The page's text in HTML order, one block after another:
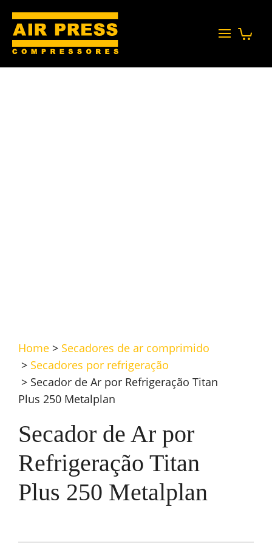
Home > Secadores de ar comprimido
> Secadores por refrigeração
> Secador de Ar por Refrigeração Titan
Plus 250 Metalplan
Secador de Ar por
Refrigeração Titan
Plus 250 Metalplan